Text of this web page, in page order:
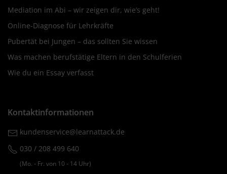
Mediation im Abi – wir zeigen dir, wie’s geht!
Online-Diagnose für Lehrkräfte
Pubertät bei Jungen – das sollten Sie wissen
Was machen berufstätige Eltern in den Schulferien
Wie du ein Essay verfasst
Kontaktinformationen
kundenservice@learnattack.de
030 / 208 499 640
(Mo. ‐ Fr. von 10 ‐ 14 Uhr)